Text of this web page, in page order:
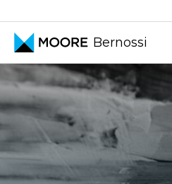
Skip to content
Bernossi